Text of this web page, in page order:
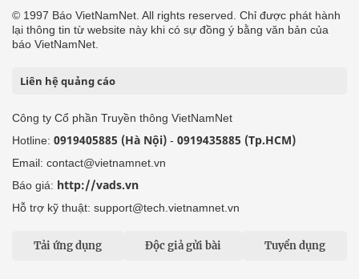
© 1997 Báo VietNamNet. All rights reserved. Chỉ được phát hành
lại thông tin từ website này khi có sự đồng ý bằng văn bản của
báo VietNamNet.
Liên hệ quảng cáo
Công ty Cổ phần Truyền thông VietNamNet
Hotline: 0919405885 (Hà Nội) - 0919435885 (Tp.HCM)
Email: contact@vietnamnet.vn
Báo giá: http://vads.vn
Hỗ trợ kỹ thuật: support@tech.vietnamnet.vn
Tải ứng dụng Độc giả gửi bài Tuyển dụng